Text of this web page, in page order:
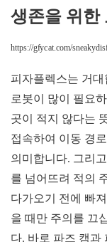
생존을 위한
https://gfycat.com/
피자플렉스는 거
로봇이 많이 필요
곳이 적지 않다는
접속하여 이동 경
의미합니다. 그리
를 넘어뜨려 적의
다가오기 전에 빠
을 때만 주의를 끄
다. 바로 파즈 캠과